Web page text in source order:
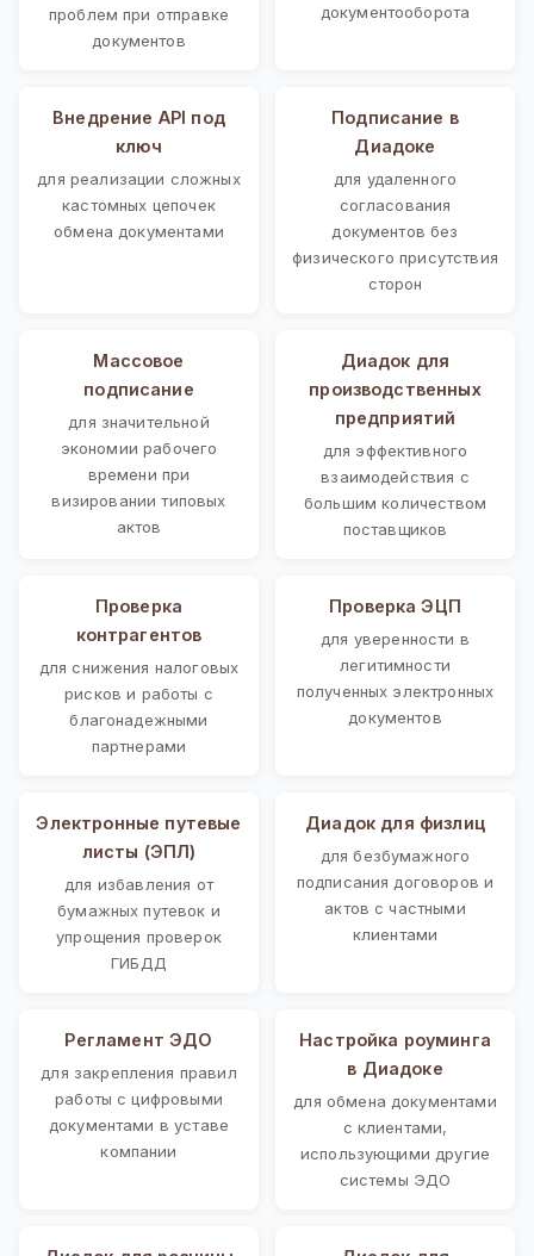
проблем при отправке
документов
документооборота
Внедрение API под
ключ
для реализации сложных
кастомных цепочек
обмена документами
Подписание в
Диадоке
для удаленного
согласования
документов без
физического присутствия
сторон
Массовое
подписание
для значительной
экономии рабочего
времени при
визировании типовых
актов
Диадок для
производственных
предприятий
для эффективного
взаимодействия с
большим количеством
поставщиков
Проверка
контрагентов
для снижения налоговых
рисков и работы с
благонадежными
партнерами
Проверка ЭЦП
для уверенности в
легитимности
полученных электронных
документов
Электронные путевые
листы (ЭПЛ)
для избавления от
бумажных путевок и
упрощения проверок
ГИБДД
Диадок для физлиц
для безбумажного
подписания договоров и
актов с частными
клиентами
Регламент ЭДО
для закрепления правил
работы с цифровыми
документами в уставе
компании
Настройка роуминга
в Диадоке
для обмена документами
с клиентами,
использующими другие
системы ЭДО